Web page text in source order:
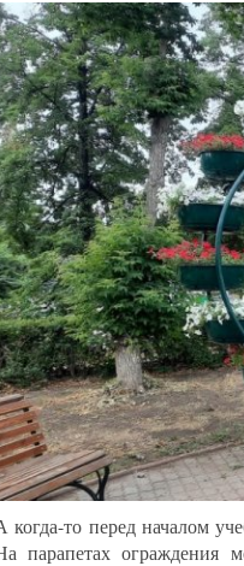
когда-то перед началом
парапетах ограждения